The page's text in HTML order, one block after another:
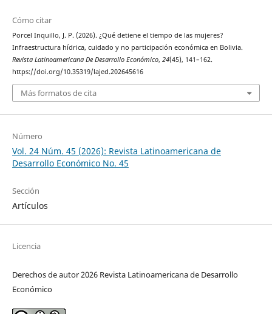
Cómo citar
Porcel Inquillo, J. P. (2026). ¿Qué detiene el tiempo de las mujeres?
Infraestructura hídrica, cuidado y no participación económica en Bolivia.
Revista Latinoamericana De Desarrollo Económico, 24(45), 141–162.
https://doi.org/10.35319/lajed.202645616
Más formatos de cita
Número
Vol. 24 Núm. 45 (2026): Revista Latinoamericana de
Desarrollo Económico No. 45
Sección
Artículos
Licencia
Derechos de autor 2026 Revista Latinoamericana de Desarrollo
Económico